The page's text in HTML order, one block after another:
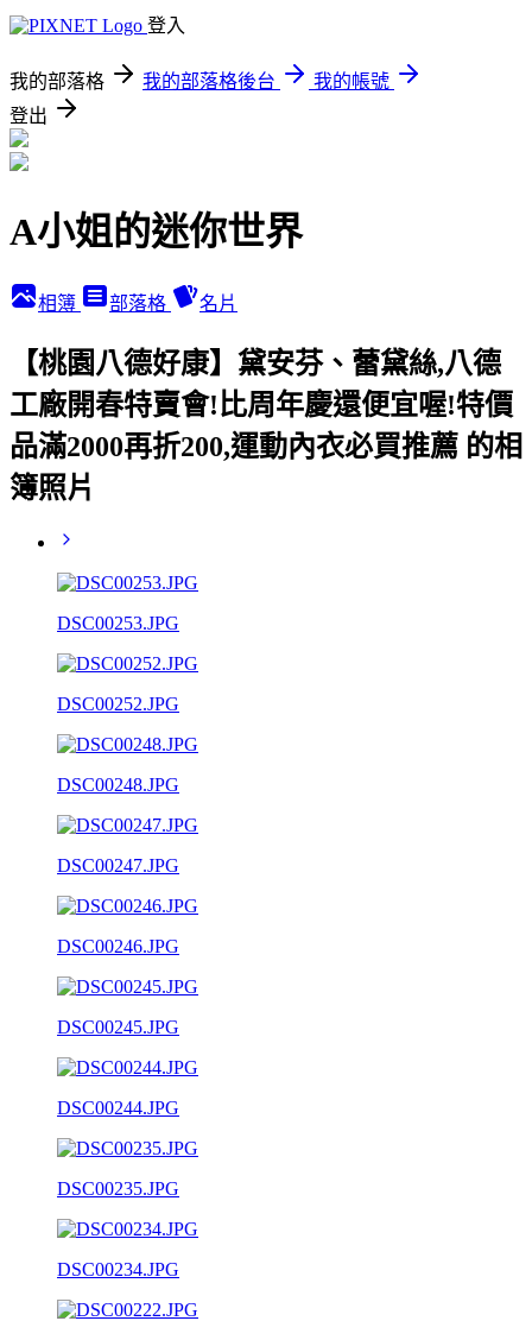
登入
我的部落格 我的部落格後台
我的帳號
登出
A小姐的迷你世界
相簿 部落格 名片
【桃園八德好康】黛安芬、蕾黛絲,八德
工廠開春特賣會!比周年慶還便宜喔!特價
品滿2000再折200,運動內衣必買推薦 的相
簿照片
DSC00253.JPG
DSC00252.JPG
DSC00248.JPG
DSC00247.JPG
DSC00246.JPG
DSC00245.JPG
DSC00244.JPG
DSC00235.JPG
DSC00234.JPG